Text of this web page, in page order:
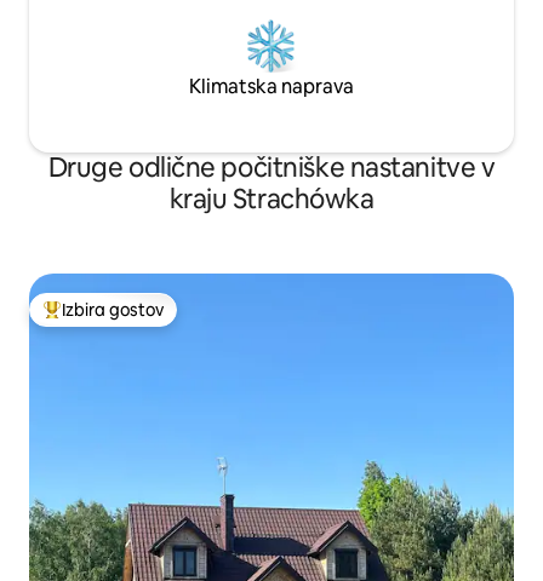
Klimatska naprava
Druge odlične počitniške nastanitve v
kraju Strachówka
Najbolj priljubljena prenočišča z značko »Izbira gostov«
Izbira gostov